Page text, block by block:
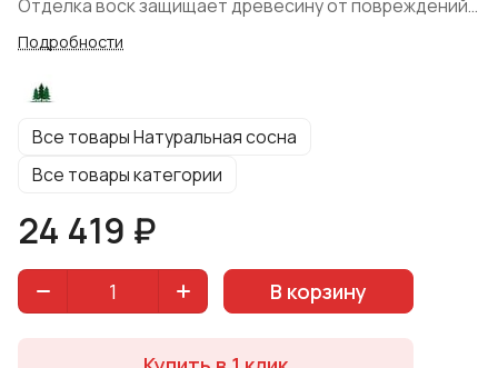
Отделка воск защищает древесину от повреждений
и продлевает срок службы. Простая и массивная
столешницы, где можно поставить вазу, статуэтки,
отделения с глухими дверцами. Белорусская
фабрика изготовила комод в цвете: "Натуральная
Подробности
Все товары Натуральная сосна
Все товары категории
24 419 ₽
В корзину